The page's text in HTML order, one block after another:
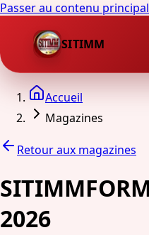
Passer au contenu principal
SITIMM
Accueil
Magazines
Retour aux magazines
2026